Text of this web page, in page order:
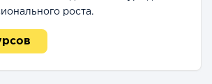
роста.